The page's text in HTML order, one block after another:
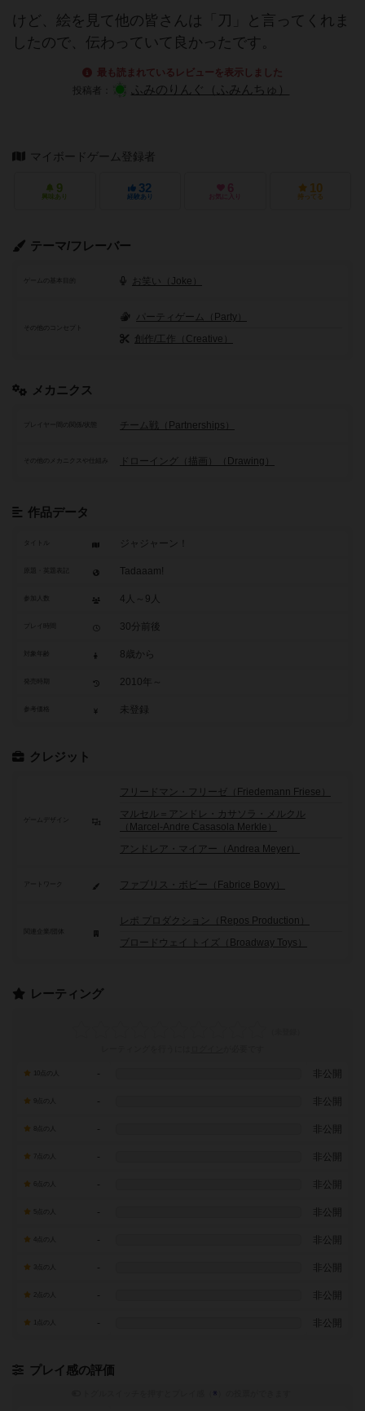
けど、絵を見て他の皆さんは「刀」と言ってくれま
したので、伝わっていて良かったです。
最も読まれているレビューを表示しました
投稿者：
ふみのりんぐ（ふみんちゅ）
マイボードゲーム登録者
9
興味あり
32
経験あり
6
お気に入り
10
持ってる
テーマ/フレーバー
お笑い（Joke）
その他のコンセプト
パーティゲーム（Party）
創作/工作（Creative）
メカニクス
プレイヤー間の関係/状態 チーム戦（Partnerships）
その他のメカニクスや仕組み ドローイング（描画）（Drawing）
作品データ
タイトル ジャジャーン！
Tadaaam!
4人～9人
30分前後
8歳から
2010年～
参考価格 未登録
クレジット
フリードマン・フリーゼ（Friedemann Friese）
マルセル＝アンドレ・カサソラ・メルクル
（Marcel-Andre Casasola Merkle）
アンドレア・マイアー（Andrea Meyer）
ファブリス・ボビー（Fabrice Bovy）
レポ プロダクション（Repos Production）
ブロードウェイ トイズ（Broadway Toys）
レーティング
- 非公開
- 非公開
- 非公開
7点の人 - 非公開
- 非公開
- 非公開
- 非公開
- 非公開
- 非公開
- 非公開
プレイ感の評価
※